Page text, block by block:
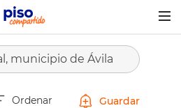
municipio de Ávila
Ordenar Guardar